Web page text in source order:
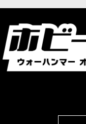
XENOS：ティラニッド
XENOS：ネクロン
週刊ウォーハンマーコン